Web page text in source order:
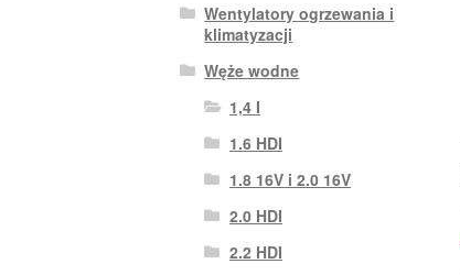
Wentylatory ogrzewania i
klimatyzacji
Węże wodne
1,4 I
1.6 HDI
1.8 16V i 2.0 16V
2.0 HDI
2.2 HDI